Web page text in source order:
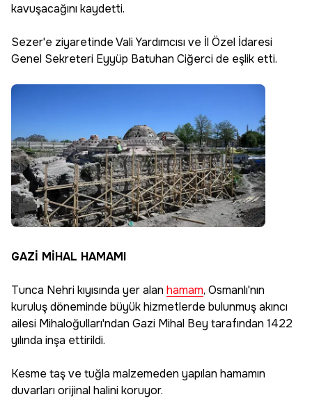
kavuşacağını kaydetti.
Sezer'e ziyaretinde Vali Yardımcısı ve İl Özel İdaresi
Genel Sekreteri Eyyüp Batuhan Ciğerci de eşlik etti.
GAZİ MİHAL HAMAMI
Tunca Nehri kıyısında yer alan hamam, Osmanlı'nın
kuruluş döneminde büyük hizmetlerde bulunmuş akıncı
ailesi Mihaloğulları'ndan Gazi Mihal Bey tarafından 1422
yılında inşa ettirildi.
Kesme taş ve tuğla malzemeden yapılan hamamın
duvarları orijinal halini koruyor.